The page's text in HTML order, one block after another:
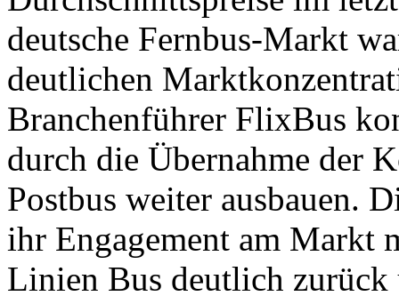
deutsche Fernbus-Markt
deutlichen
Branchenführer FlixBus
durch die Übernahme der
Postbus weiter ausbauen.
ihr Engagement am Markt
Linien Bus deutlich zurück